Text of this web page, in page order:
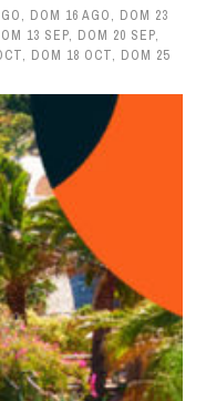
, DOM 16 AGO, DOM 23
13 SEP, DOM 20 SEP,
, DOM 18 OCT, DOM 25